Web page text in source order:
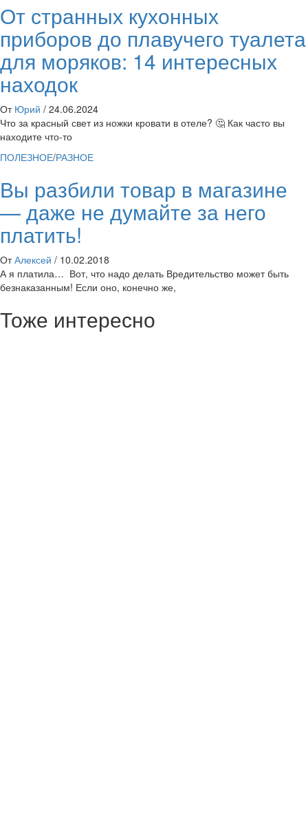
От странных кухонных
приборов до плавучего туалета
для моряков: 14 интересных
находок
От Юрий / 24.06.2024
Что за красный свет из ножки кровати в отеле? 🤔 Как часто вы
находите что-то
ПОЛЕЗНОЕ/РАЗНОЕ
Вы разбили товар в магазине
— даже не думайте за него
платить!
От Алексей / 10.02.2018
А я платила… Вот, что надо делать Вредительство может быть
безнаказанным! Если оно, конечно же,
Тоже интересно